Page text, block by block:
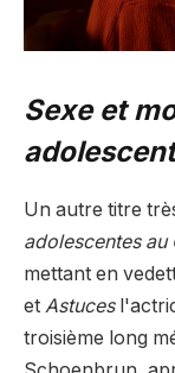
Sexe et
Un autre titre
adolescentes au
mettant en
et Astuces
troisième long